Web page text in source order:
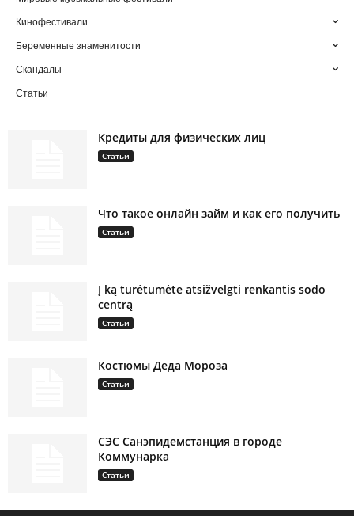
Кинофестивали
Беременные знаменитости
Скандалы
Статьи
Кредиты для физических лиц
Статьи
Что такое онлайн займ и как его получить
Статьи
Į ką turėtumėte atsižvelgti renkantis sodo
centrą
Статьи
Костюмы Деда Мороза
Статьи
СЭС Санэпидемстанция в городе
Коммунарка
Статьи